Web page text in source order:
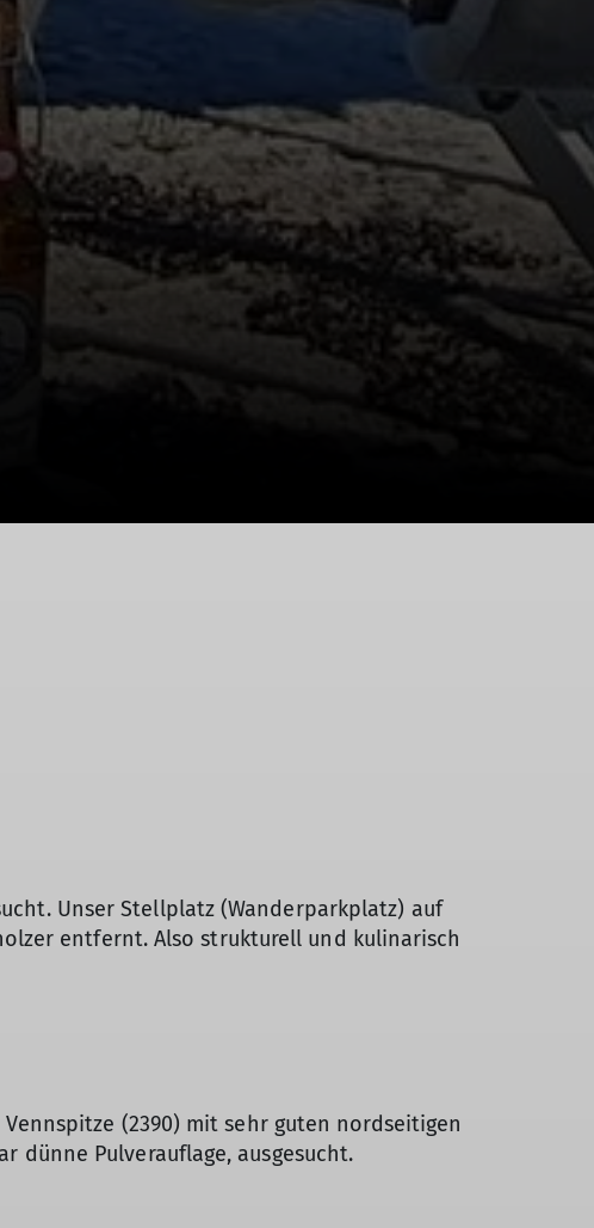
Unser Stellplatz (Wanderparkplatz) auf
entfernt. Also strukturell und kulinarisch
(2390) mit sehr guten nordseitigen
dünne Pulverauflage, ausgesucht.